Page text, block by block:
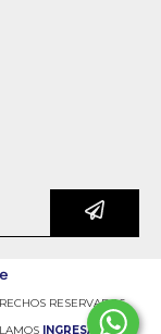
RESERVADOS.
INGRESÁ ACÁ.